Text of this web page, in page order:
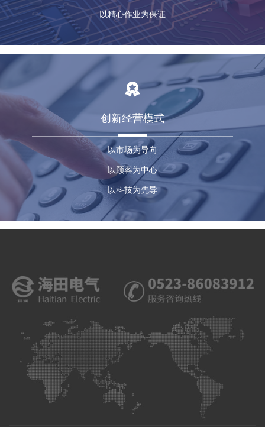
以精心作业为保证
创新经营模式
以市场为导向
以顾客为中心
以科技为先导